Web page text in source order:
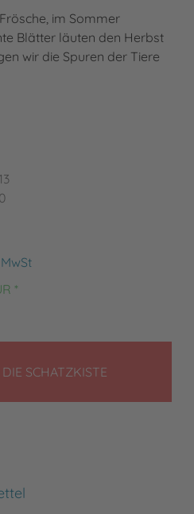
im Sommer
Blätter läuten den Herbst
wir die Spuren der Tiere
*
SCHATZKISTELEGEN